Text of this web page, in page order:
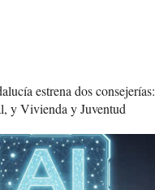
estrena dos consejerías:
y Vivienda y Juventud